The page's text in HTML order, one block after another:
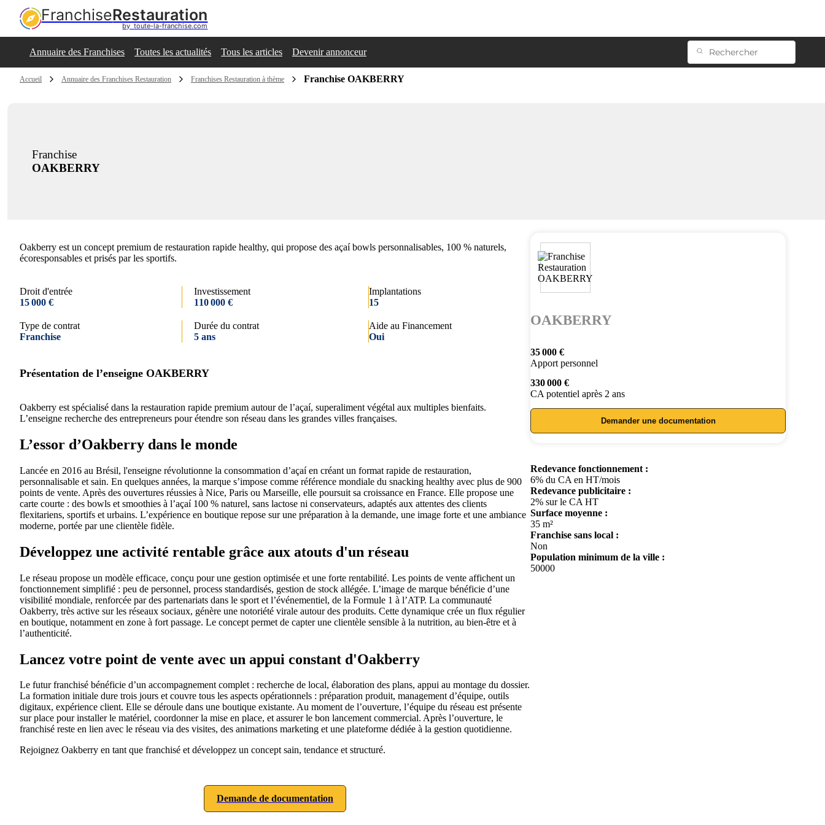
FranchiseRestauration
by  toute-la-franchise.com
Annuaire des Franchises Toutes les actualités Tous les articles Devenir annonceur
Accueil Annuaire des Franchises Restauration Franchises Restauration à thème Franchise OAKBERRY
Franchise
OAKBERRY
Oakberry est un concept premium de restauration rapide healthy, qui propose des açaí bowls personnalisables, 100 % naturels,
écoresponsables et prisés par les sportifs.
Droit d'entrée
15 000 €
Investissement
110 000 €
Implantations
15
Type de contrat
Franchise
Durée du contrat
5 ans
Aide au Financement
Oui
Présentation de l’enseigne OAKBERRY
Oakberry est spécialisé dans la restauration rapide premium autour de l’açaí, superaliment végétal aux multiples bienfaits.
L’enseigne recherche des entrepreneurs pour étendre son réseau dans les grandes villes françaises.
L’essor d’Oakberry dans le monde
Lancée en 2016 au Brésil, l'enseigne révolutionne la consommation d’açaí en créant un format rapide de restauration,
personnalisable et sain. En quelques années, la marque s’impose comme référence mondiale du snacking healthy avec plus de 900
points de vente. Après des ouvertures réussies à Nice, Paris ou Marseille, elle poursuit sa croissance en France. Elle propose une
carte courte : des bowls et smoothies à l’açaí 100 % naturel, sans lactose ni conservateurs, adaptés aux attentes des clients
flexitariens, sportifs et urbains. L’expérience en boutique repose sur une préparation à la demande, une image forte et une ambiance
moderne, portée par une clientèle fidèle.
Développez une activité rentable grâce aux atouts d'un réseau
Le réseau propose un modèle efficace, conçu pour une gestion optimisée et une forte rentabilité. Les points de vente affichent un
fonctionnement simplifié : peu de personnel, process standardisés, gestion de stock allégée. L’image de marque bénéficie d’une
visibilité mondiale, renforcée par des partenariats dans le sport et l’événementiel, de la Formule 1 à l’ATP. La communauté
Oakberry, très active sur les réseaux sociaux, génère une notoriété virale autour des produits. Cette dynamique crée un flux régulier
en boutique, notamment en zone à fort passage. Le concept permet de capter une clientèle sensible à la nutrition, au bien-être et à
l’authenticité.
Lancez votre point de vente avec un appui constant d'Oakberry
Le futur franchisé bénéficie d’un accompagnement complet : recherche de local, élaboration des plans, appui au montage du dossier.
La formation initiale dure trois jours et couvre tous les aspects opérationnels : préparation produit, management d’équipe, outils
digitaux, expérience client. Elle se déroule dans une boutique existante. Au moment de l’ouverture, l’équipe du réseau est présente
sur place pour installer le matériel, coordonner la mise en place, et assurer le bon lancement commercial. Après l’ouverture, le
franchisé reste en lien avec le réseau via des visites, des animations marketing et une plateforme dédiée à la gestion quotidienne.
Rejoignez Oakberry en tant que franchisé et développez un concept sain, tendance et structuré.
Demande de documentation
OAKBERRY
35 000 €
Apport personnel
330 000 €
CA potentiel après 2 ans
Demander une documentation
Redevance fonctionnement :
6% du CA en HT/mois
Redevance publicitaire :
2% sur le CA HT
Surface moyenne :
35 m²
Franchise sans local :
Non
Population minimum de la ville :
50000